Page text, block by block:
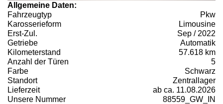
Allgemeine Daten:
Fahrzeugtyp
Pkw
Karosserieform
Limousine
Erst-Zul.
Sep / 2022
Getriebe
Automatik
Kilometerstand
57.618 km
Anzahl der Türen
5
Farbe
Schwarz
Standort
Zentrallager
Lieferzeit
ab ca. 11.08.2026
Unsere Nummer
88559_GW_IN